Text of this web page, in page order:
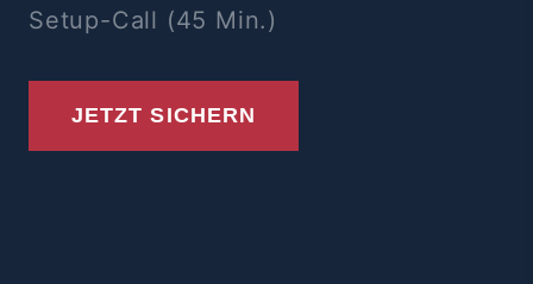
Setup-Call (45 Min.)
JETZT SICHERN